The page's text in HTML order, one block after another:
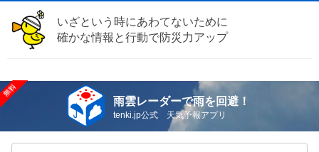
いざという時にあわてないために
確かな情報と行動で防災力アップ
雨雲レーダーで雨を回避！
tenki.jp公式 天気予報アプリ